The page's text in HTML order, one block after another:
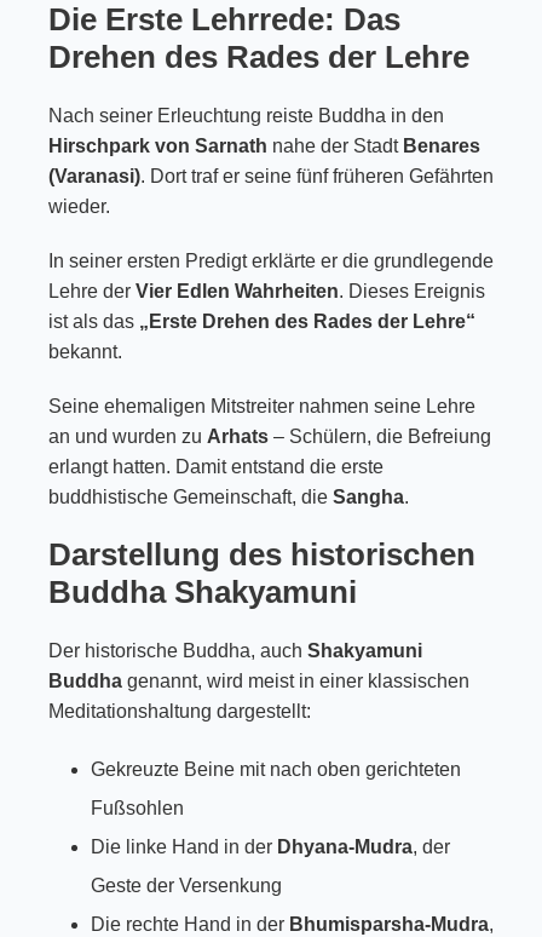
Die Erste Lehrrede: Das
Drehen des Rades der Lehre
Nach seiner Erleuchtung reiste Buddha in den
Hirschpark von Sarnath nahe der Stadt Benares
(Varanasi). Dort traf er seine fünf früheren Gefährten
wieder.
In seiner ersten Predigt erklärte er die grundlegende
Lehre der Vier Edlen Wahrheiten. Dieses Ereignis
ist als das „Erste Drehen des Rades der Lehre“
bekannt.
Seine ehemaligen Mitstreiter nahmen seine Lehre
an und wurden zu Arhats – Schülern, die Befreiung
erlangt hatten. Damit entstand die erste
buddhistische Gemeinschaft, die Sangha.
Darstellung des historischen
Buddha Shakyamuni
Der historische Buddha, auch Shakyamuni
Buddha genannt, wird meist in einer klassischen
Meditationshaltung dargestellt:
Gekreuzte Beine mit nach oben gerichteten
Fußsohlen
Die linke Hand in der Dhyana-Mudra, der
Geste der Versenkung
Die rechte Hand in der Bhumisparsha-Mudra,